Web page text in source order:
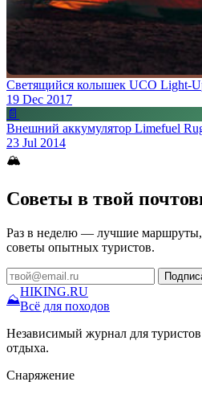
Светящийся колышек UCO Light-
19 Dec 2017
📄
Внешний аккумулятор Limefuel
23 Jul 2014
🏔
Советы в твой
Раз в неделю — лучшие маршруты,
советы опытных туристов.
⛰
HIKING.RU
Всё для походов
Независимый журнал для
отдыха.
Снаряжение